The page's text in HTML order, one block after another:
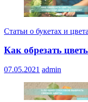
Статьи о букетах и
Как обрезать
07.05.2021 admin